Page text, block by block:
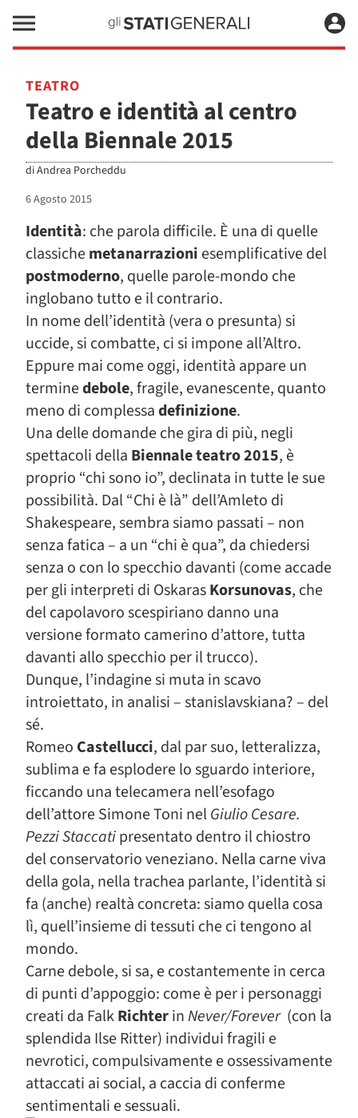
TEATRO
Teatro e identità al centro
della Biennale 2015
diAndrea Porcheddu
6 Agosto 2015
Identità: che parola difficile. È una di quelle
classichemetanarrazioni esemplificative del
postmoderno, quelle parole-mondo che
inglobano tutto e il contrario.
In nome dell’identità (vera o presunta) si
uccide, si combatte, ci si impone all’Altro.
Eppure mai come oggi, identità appare un
terminedebole, fragile, evanescente, quanto
meno di complessadefinizione.
Una delle domande che gira di più, negli
spettacoli della Biennale teatro 2015, è
proprio “chi sono io”, declinata in tutte le sue
possibilità. Dal “Chi è là” dell’Amleto di
Shakespeare, sembra siamo passati – non
senza fatica – a un “chi è qua”, da chiedersi
senza o con lo specchio davanti (come accade
per gli interpreti di OskarasKorsunovas, che
del capolavoro scespiriano danno una
versione formato camerino d’attore, tutta
davanti allo specchio per il trucco).
Dunque, l’indagine si muta in scavo
introiettato, in analisi – stanislavskiana? – del
sé.
Romeo Castellucci, dal par suo, letteralizza,
sublima e fa esplodere lo sguardo interiore,
ficcando una telecamera nell’esofago
dell’attore Simone Toni nelGiulio Cesare.
Pezzi Staccatipresentato dentro il chiostro
del conservatorio veneziano. Nella carne viva
della gola, nella trachea parlante, l’identità si
fa (anche) realtà concreta: siamo quella cosa
lì, quell’insieme di tessuti che ci tengono al
mondo.
Carne debole, si sa, e costantemente in cerca
di punti d’appoggio: come è per i personaggi
creati da FalkRichterinNever/Forever (con la
splendida Ilse Ritter) individui fragili e
nevrotici, compulsivamente e ossessivamente
attaccati ai social, a caccia di conferme
sentimentali e sessuali.